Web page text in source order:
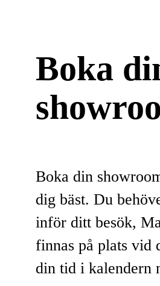
Boka
Boka din
dig bäst. Du
inför ditt besök,
finnas på plats vid
din tid i kalendern